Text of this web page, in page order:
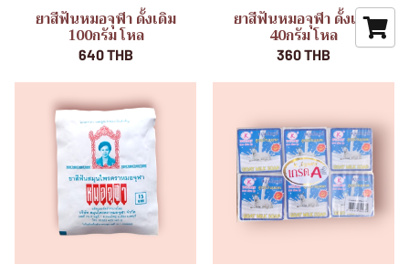
ยาสีฟันหมอจุฬา ดั้งเดิม
100กรัม โหล
640 THB
ยาสีฟันหมอจุฬา ดั้งเดิม
40กรัม โหล
360 THB